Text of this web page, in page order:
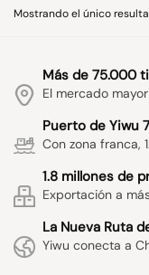
Mostrando el único
Más de 75.000
El mercado
Puerto de Yiwu
Con zona franca,
1.8 millones de
Exportación a
La Nueva Ruta
Yiwu conecta a